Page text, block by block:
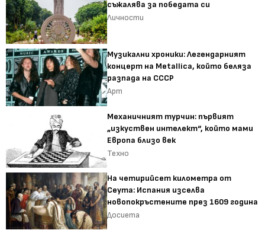
съжалява за победата си
Личности
Музикални хроники: Легендарният
концерт на Metallica, който беляза
разпада на СССР
Арт
Механичният турчин: първият
„изкуствен интелект“, който мами
Европа близо век
Техно
На четирийсет километра от
Сеута: Испания изселва
новопокръстените през 1609 година
Досиета